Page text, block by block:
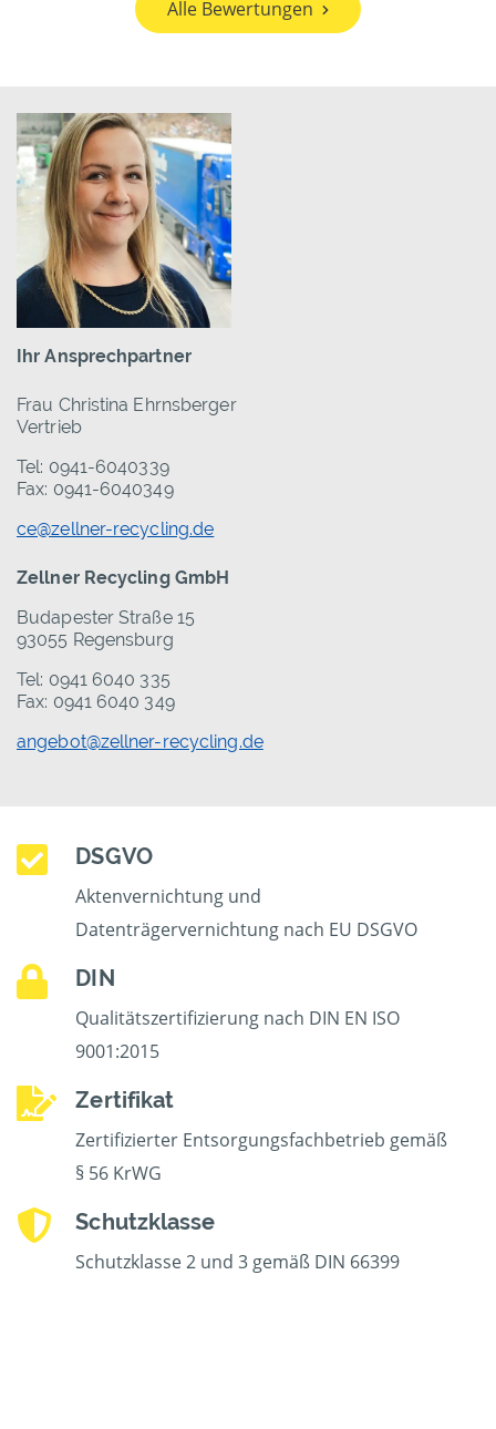
Alle Bewertungen
Ihr Ansprechpartner
Frau Christina Ehrnsberger
Vertrieb
Tel: 0941-6040339
Fax: 0941-6040349
ce@zellner-recycling.de
Zellner Recycling GmbH
Budapester Straße 15
93055 Regensburg
Tel: 0941 6040 335
Fax: 0941 6040 349
angebot@zellner-recycling.de
DSGVO
Aktenvernichtung und
Datenträgervernichtung nach EU DSGVO
DIN
Qualitätszertifizierung nach DIN EN ISO
9001:2015
Zertifikat
Zertifizierter Entsorgungsfachbetrieb gemäß
§ 56 KrWG
Schutzklasse
Schutzklasse 2 und 3 gemäß DIN 66399